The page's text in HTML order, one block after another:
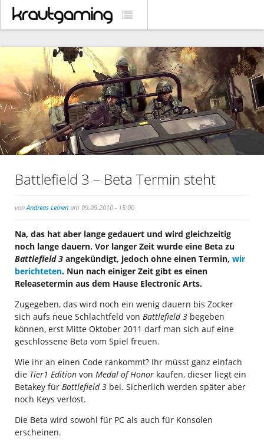
Battlefield 3 – Beta Termin steht
von Andreas Leinen am 09.09.2010 - 15:00
Na, das hat aber lange gedauert und wird gleichzeitig
noch lange dauern. Vor langer Zeit wurde eine Beta zu
Battlefield 3 angekündigt, jedoch ohne einen Termin, wir
berichteten. Nun nach einiger Zeit gibt es einen
Releasetermin aus dem Hause Electronic Arts.
Zugegeben, das wird noch ein wenig dauern bis Zocker
sich aufs neue Schlachtfeld von Battlefield 3 begeben
können, erst Mitte Oktober 2011 darf man sich auf eine
geschlossene Beta vom Spiel freuen.
Wie ihr an einen Code rankommt? Ihr müsst ganz einfach
die Tier1 Edition von Medal of Honor kaufen, dieser liegt ein
Betakey für Battlefield 3 bei. Sicherlich werden später aber
noch Keys verlost.
Die Beta wird sowohl für PC als auch für Konsolen
erscheinen.